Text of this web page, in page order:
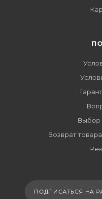
Выбор
Возврат
ПОДПИСАТЬСЯ НА